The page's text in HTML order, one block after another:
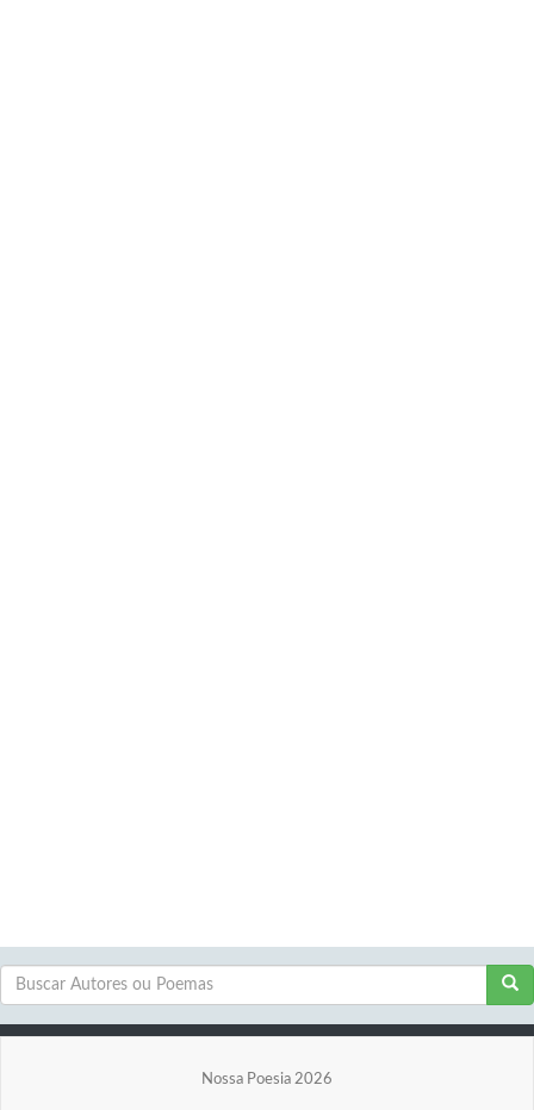
Nossa Poesia 2026